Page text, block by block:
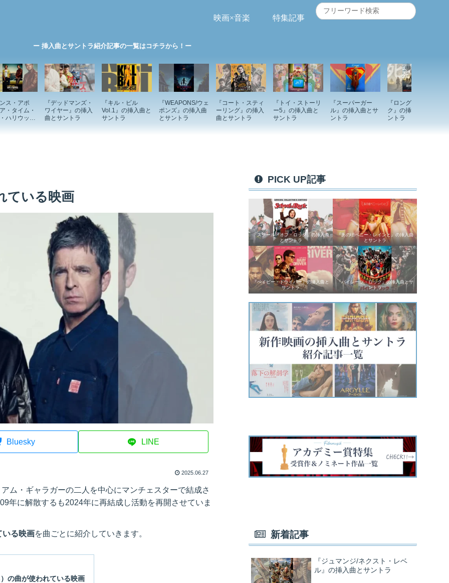
映画×音楽 特集記事
ー 挿入曲とサントラ紹介記事の一覧はコチラから！ー
ス・アポ
・タイム・
ハリウッ
『デッドマンズ・
ワイヤー』の挿入
曲とサントラ
『キル・ビル
Vol.1』の挿入曲と
サントラ
『WEAPONS/ウェ
ポンズ』の挿入曲
とサントラ
『コート・スティ
ーリング』の挿入
曲とサントラ
『トイ・ストーリ
ー5』の挿入曲と
サントラ
『スーパーガー
ル』の挿入曲とサ
ントラ
『ロングウォー
ク』の挿入曲とサ
ントラ
ている映画
Bluesky LINE
2025.06.27
ム・ギャラガーの二人を中心にマンチェスターで結成さ
年に解散するも2024年に再結成し活動を再開させていま
いる映画を曲ごとに紹介していきます。
の曲が使われている映画
PICK UP記事
『スクール・オブ・ロック』の挿入曲
とサントラ
『あの頃ペニー・レインと』の挿入曲
とサントラ
『ベイビー・ドライバー』の挿入曲と
サントラ
『パイレーツ・ロック』の挿入曲とサ
ントラ
新着記事
『ジュマンジ/ネクスト・レベ
ル』の挿入曲とサントラ